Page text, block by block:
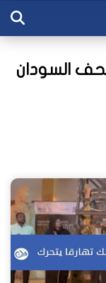
السودان